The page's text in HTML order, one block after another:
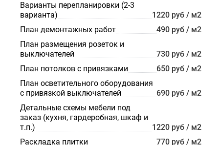
Варианты перепланировки (2-3
варианта)
1220 руб / м2
План демонтажных работ
490 руб / м2
План размещения розеток и
выключателей
730 руб / м2
План потолков с привязками
650 руб / м2
План осветительного оборудования
с привязкой выключателей
690 руб / м2
Детальные схемы мебели под
заказ (кухня, гардеробная, шкаф и
т.п.)
1220 руб / м2
Раскладка плитки
770 руб / м2